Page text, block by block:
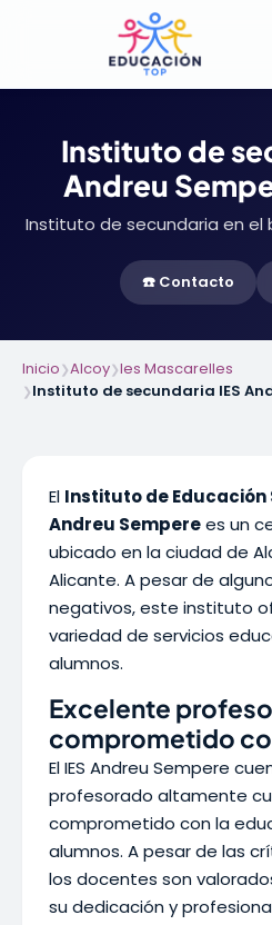
Instituto de
Andreu
Instituto de secundaria en el
☎️ Contacto
Inicio❯Alcoy❯les Mascarelles
❯Instituto de secundaria IES
El Instituto de Educación
Andreu Semperees un
ubicado en la ciudad de
Alicante. A pesar de
negativos, este instituto
variedad de servicios
alumnos.
Excelente
comprometido
El IES Andreu Sempere
profesorado altamente
comprometido con la
alumnos. A pesar de las
los docentes son
su dedicación y